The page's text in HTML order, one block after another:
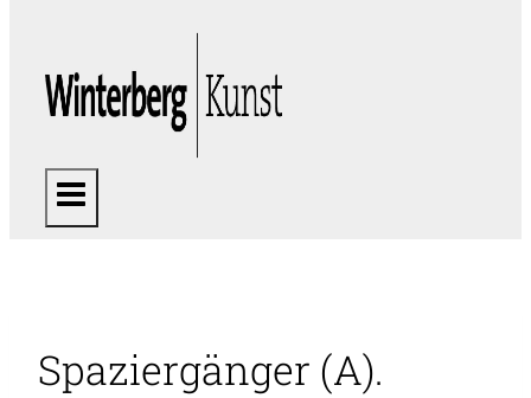
Spaziergänger (A).